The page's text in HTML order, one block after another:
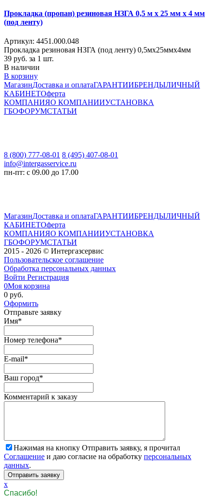
Прокладка (пропан) резиновая НЗГА 0,5 м х 25 мм х 4 мм
(под ленту)
Артикул: 4451.000.048
Прокладка резиновая НЗГА (под ленту) 0,5мх25ммх4мм
39 руб. за 1 шт.
В наличии
В корзину
МагазинДоставка и оплатаГАРАНТИИБРЕНДЫЛИЧНЫЙ
КАБИНЕТОферта
КОМПАНИЯО КОМПАНИИУСТАНОВКА
ГБОФОРУМСТАТЬИ
8 (800) 777-08-01 8 (495) 407-08-01
info@intergasservice.ru
пн-пт: с 09.00 до 17.00
МагазинДоставка и оплатаГАРАНТИИБРЕНДЫЛИЧНЫЙ
КАБИНЕТОферта
КОМПАНИЯО КОМПАНИИУСТАНОВКА
ГБОФОРУМСТАТЬИ
2015 - 2026 © Интергазсервис
Пользовательское соглашение
Обработка персональных данных
Войти Регистрация
0Моя корзина
0 руб.
Оформить
Отправьте заявку
Имя*
Номер телефона*
E-mail*
Ваш город*
Комментарий к заказу
Нажимая на кнопку Отправить заявку, я прочитал
Соглашение и даю согласие на обработку персональных
данных.
x
Спасибо!